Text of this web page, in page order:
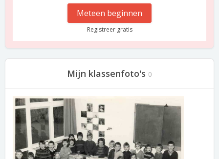
Meteen beginnen
Registreer gratis
Mijn klassenfoto's 0